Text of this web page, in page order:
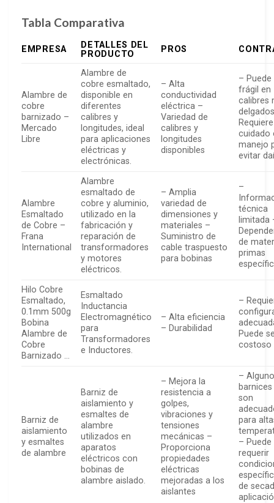
Tabla Comparativa
EMPRESA
DETALLES DEL
PRODUCTO
PROS
Alambre de
cobre
barnizado –
Mercado
Libre
Alambre de
cobre esmaltado,
disponible en
diferentes
calibres y
longitudes, ideal
para aplicaciones
eléctricas y
electrónicas.
– Alta
conductividad
eléctrica –
Variedad de
calibres y
longitudes
disponibles
– Puede
frágil en
calibres
Requiere
cuidado
manejo
evitar
Alambre
Esmaltado
de Cobre –
Frana
International
Alambre
esmaltado de
cobre y aluminio,
utilizado en la
fabricación y
reparación de
transformadores
y motores
eléctricos.
– Amplia
variedad de
dimensiones y
materiales –
Suministro de
cable traspuesto
para bobinas
–
técnica
limitada
de
primas
Hilo Cobre
Esmaltado,
0.1mm 500g
Bobina
Alambre de
Cobre
Barnizado …
Esmaltado
Inductancia
Electromagnético
para
Transformadores
e Inductores.
– Alta eficiencia
– Durabilidad
–
Puede
costoso
Barniz de
aislamiento
y esmaltes
de alambre
Barniz de
aislamiento y
esmaltes de
alambre
utilizados en
aparatos
eléctricos con
bobinas de
alambre aislado.
– Mejora la
resistencia a
golpes,
vibraciones y
tensiones
mecánicas –
Proporciona
propiedades
eléctricas
mejoradas a los
aislantes
–
son
para
– Puede
requerir
de